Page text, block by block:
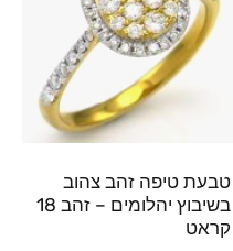
טבעת טיפה זהב צהוב
בשיבוץ יהלומים – זהב 18
קראט